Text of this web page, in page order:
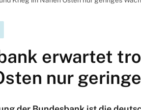
erwartet
nur